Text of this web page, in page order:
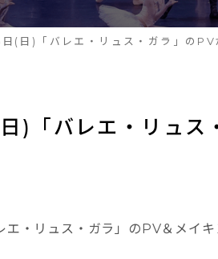
(日)「バレエ・リュス・ガラ」のPV
「バレエ・リュス
・リュス・ガラ」のPV＆メイキ